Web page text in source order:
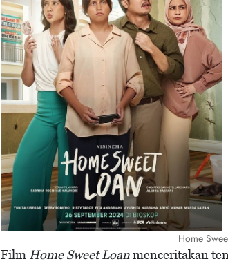
Home
Film Home Sweet Loanmenceritakan